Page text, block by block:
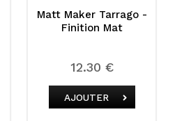
Matt Maker Tarrago -
Finition Mat
12.30 €
AJOUTER